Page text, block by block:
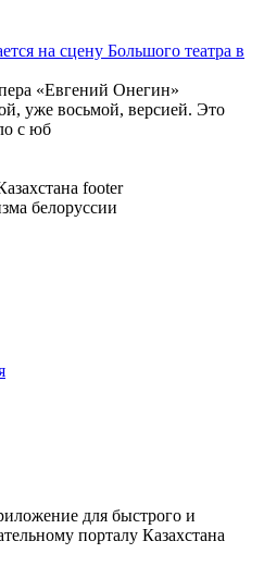
на сцену Большого театра в
«Евгений Онегин»
уже восьмой, версией. Это
с юб
белоруссии
для быстрого и
порталу Казахстана